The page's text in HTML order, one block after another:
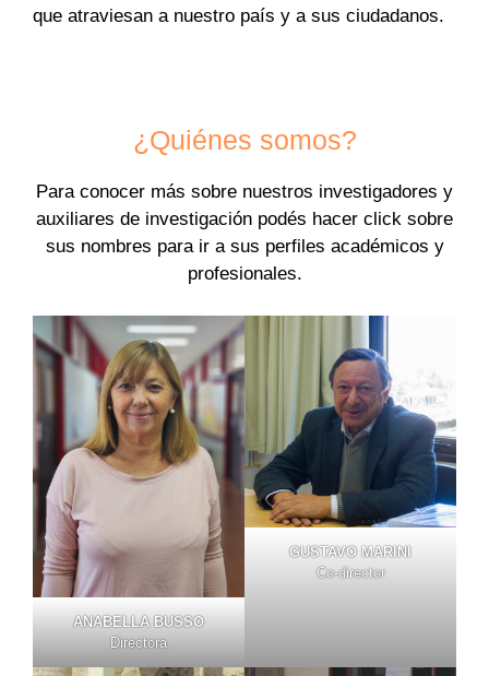
que atraviesan a nuestro país y a sus ciudadanos.
¿Quiénes somos?
Para conocer más sobre nuestros investigadores y
auxiliares de investigación podés hacer click sobre
sus nombres para ir a sus perfiles académicos y
profesionales.
ANABELLA BUSSO
Directora
GUSTAVO MARINI
Co-director